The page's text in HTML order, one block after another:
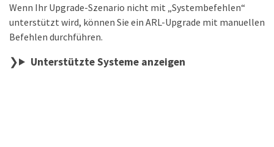
Wenn Ihr Upgrade-Szenario nicht mit „Systembefehlen“
unterstützt wird, können Sie ein ARL-Upgrade mit manuellen
Befehlen durchführen.
Unterstützte Systeme anzeigen